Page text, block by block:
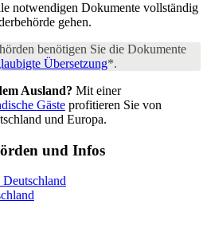
notwendigen Dokumente vollständig
gehen.
benötigen Sie die Dokumente
Übersetzung*.
Ausland? Mit einer
Gäste profitieren Sie von
und Europa.
und Infos